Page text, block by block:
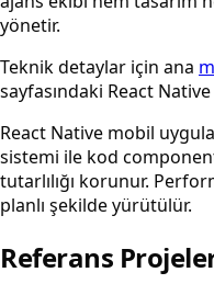
yönetir.
Teknik detaylar için ana
sayfasındaki React
React Native mobil
sistemi ile kod
tutarlılığı korunur.
planlı şekilde yürütülür.
Referans